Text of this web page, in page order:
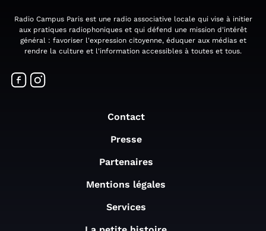
Radio Campus Paris est une radio associative locale qui vise à initier
aux pratiques radiophoniques et qui défend une mission d'intérêt
général : favoriser l'expression citoyenne, éduquer aux médias et
rendre la culture et l'information accessibles à toutes et tous.
Contact
Presse
Partenaires
Mentions légales
Services